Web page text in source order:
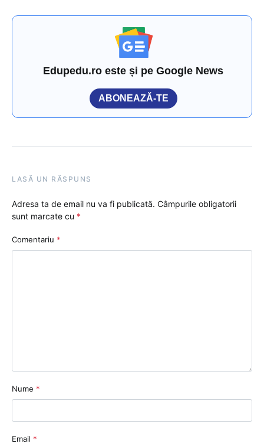
Edupedu.ro este și pe Google News
ABONEAZĂ-TE
LASĂ UN RĂSPUNS
Adresa ta de email nu va fi publicată. Câmpurile obligatorii
sunt marcate cu *
Comentariu *
Nume *
Email *